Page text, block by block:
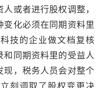
或者进行股权调整，
化必须在同期资料里
技的企业做文档复核
同期资料里的受益人
，税务人员会对整个
刻调取了股权变更决